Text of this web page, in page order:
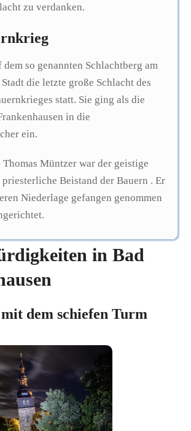
zu verdanken.
so genannten Schlachtberg am
die letzte große Schlacht des
statt. Sie ging als die
in die
ein.
Müntzer war der geistige
Beistand der Bauern . Er
Niederlage gefangen genommen
in Bad
dem schiefen Turm